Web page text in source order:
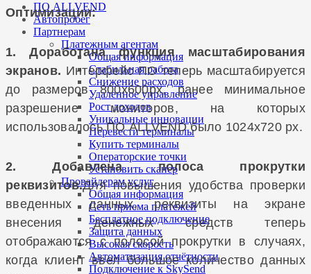
ПО ALLVEND
Автопробег
Партнерам
Платежным агентам
Общая информация
Стабильная работа
Снижение расходов
Удаленное управление
Рост доходов
Уникальные инновации
Перевести терминалы
Купить терминалы
Операторские точки
Установить сканер
Провайдерам услуг
Общая информация
Сеть приема платежей
Бесплатное подключение
Защита данных
Высокая скорость
Автоматизация отчётности
Подключение к SkySend
Оптимизации:
1. Доработана функция масштабирования
экранов. Интерфейс ПО теперь масштабируется
до размеров 800x600px, ранее минимальное
разрешение мониторов, на которых
использовалось ПО ALLVEND было 1024x720 px.
2. Добавлена полоса прокрутки
реквизитов.Для повышения удобства проверки
введенных данных, реквизиты на экране
внесения денежных средств теперь
отображаются с полосой прокрутки в случаях,
когда клиент ввел большое количество данных